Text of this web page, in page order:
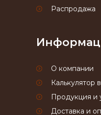
Распродажа
О компании
Калькулятор
Продукция и
Доставка и